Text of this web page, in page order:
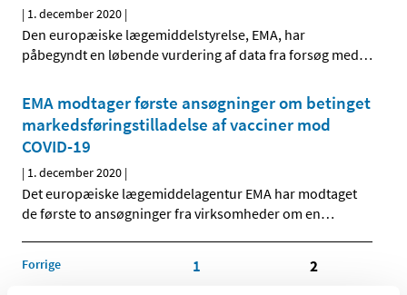
| 1. december 2020 |
Den europæiske lægemiddelstyrelse, EMA, har
påbegyndt en løbende vurdering af data fra forsøg med…
EMA modtager første ansøgninger om betinget
markedsføringstilladelse af vacciner mod
COVID-19
| 1. december 2020 |
Det europæiske lægemiddelagentur EMA har modtaget
de første to ansøgninger fra virksomheder om en…
Forrige 1 2